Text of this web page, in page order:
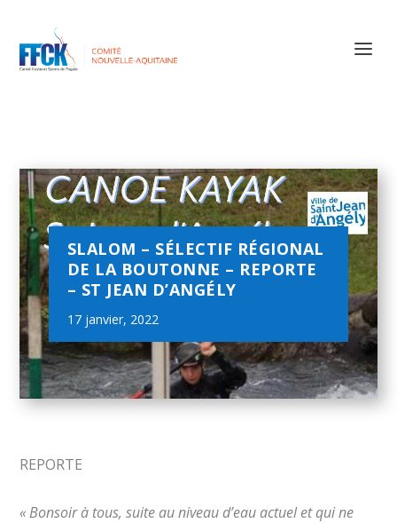
SLALOM – SÉLECTIF RÉGIONAL
DE LA BOUTONNE – REPORTE
– ST JEAN D’ANGÉLY
17 janvier, 2022
REPORTE
« Bonsoir à tous, suite au niveau d’eau actuel et qui ne